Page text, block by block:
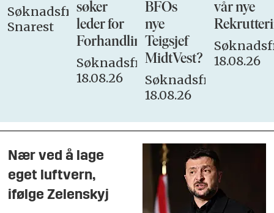
Søknadsfrist:
Snarest
søker
leder for
Forhandlingsutvalget
Søknadsfrist:
18.08.26
BFOs
nye
Teigsjef
MidtVest?
Søknadsfrist:
18.08.26
vår nye
18.08.26
Nær ved å lage
eget luftvern,
ifølge Zelenskyj